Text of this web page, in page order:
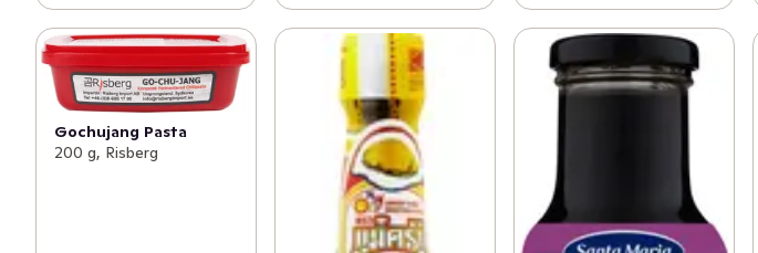
Gochujang Pasta
200 g, Risberg